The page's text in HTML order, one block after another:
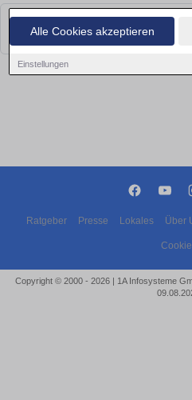
Alle Cookies akzeptieren
Einstellungen
Leider konnten wir derzeit keine
bald wieder vorbei!
Ratgeber Presse Lokales Über
Copyright © 2000 - 2026 | 1A Infosysteme